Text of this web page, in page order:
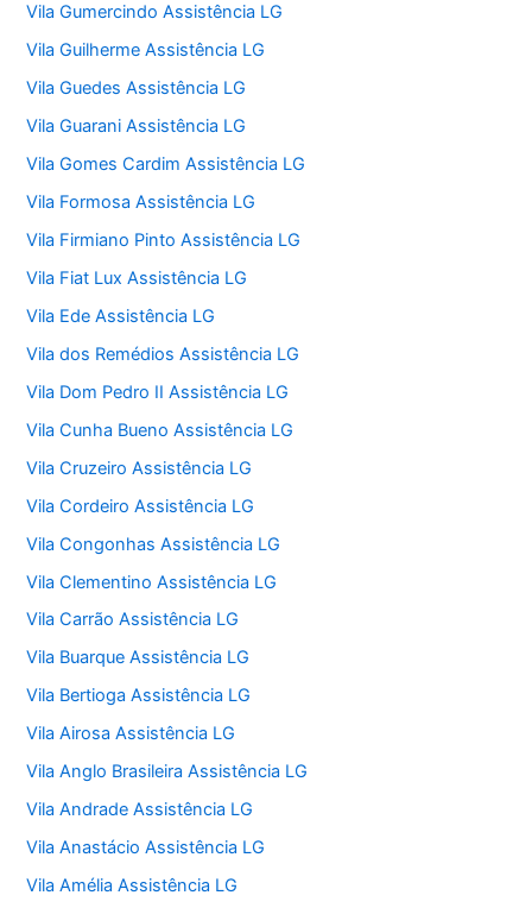
Vila Gumercindo Assistência LG
Vila Guilherme Assistência LG
Vila Guedes Assistência LG
Vila Guarani Assistência LG
Vila Gomes Cardim Assistência LG
Vila Formosa Assistência LG
Vila Firmiano Pinto Assistência LG
Vila Fiat Lux Assistência LG
Vila Ede Assistência LG
Vila dos Remédios Assistência LG
Vila Dom Pedro II Assistência LG
Vila Cunha Bueno Assistência LG
Vila Cruzeiro Assistência LG
Vila Cordeiro Assistência LG
Vila Congonhas Assistência LG
Vila Clementino Assistência LG
Vila Carrão Assistência LG
Vila Buarque Assistência LG
Vila Bertioga Assistência LG
Vila Airosa Assistência LG
Vila Anglo Brasileira Assistência LG
Vila Andrade Assistência LG
Vila Anastácio Assistência LG
Vila Amélia Assistência LG